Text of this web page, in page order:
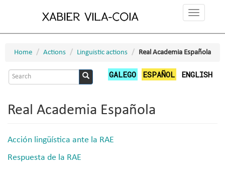
Toggle
Home Actions Linguistic actions Real Academia Española
Search
GALEGO ESPAÑOL ENGLISH
Real Academia Española
Acción lingüística ante la RAE
Respuesta de la RAE